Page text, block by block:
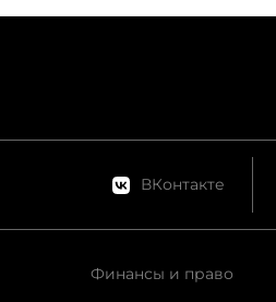
ВКонтакте
Финансы и право